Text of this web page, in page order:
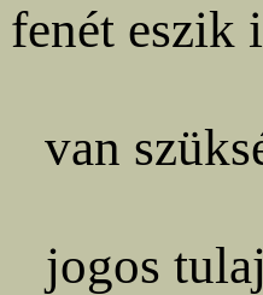
fenét eszik
van
jogos